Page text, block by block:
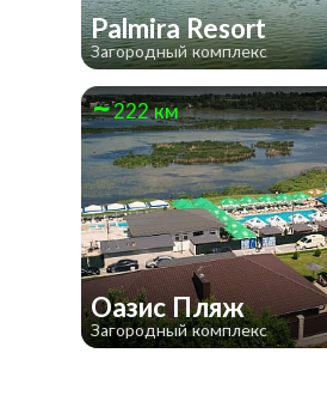
Palmira Resort
Загородный комплекс
222 км
Оазис Пляж
Загородный комплекс